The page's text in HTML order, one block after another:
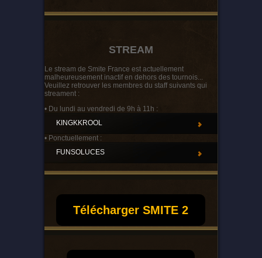
STREAM
Le stream de Smite France est actuellement
malheureusement inactif en dehors des tournois...
Veuillez retrouver les membres du staff suivants qui
streament :
• Du lundi au vendredi de 9h à 11h :
KINGKKROOL
• Ponctuellement :
FUNSOLUCES
Télécharger SMITE 2